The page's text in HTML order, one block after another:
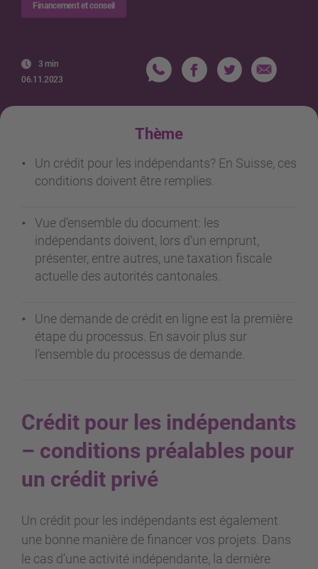
Financement et conseil
3 min
06.11.2023
Thème
Un crédit pour les indépendants? En Suisse, ces
conditions doivent être remplies.
Vue d’ensemble du document: les
indépendants doivent, lors d’un emprunt,
présenter, entre autres, une taxation fiscale
actuelle des autorités cantonales.
Une demande de crédit en ligne est la première
étape du processus. En savoir plus sur
l’ensemble du processus de demande.
Crédit pour les indépendants
– conditions préalables pour
un crédit privé
Un crédit pour les indépendants est également
une bonne manière de financer vos projets. Dans
le cas d’une activité indépendante, la dernière